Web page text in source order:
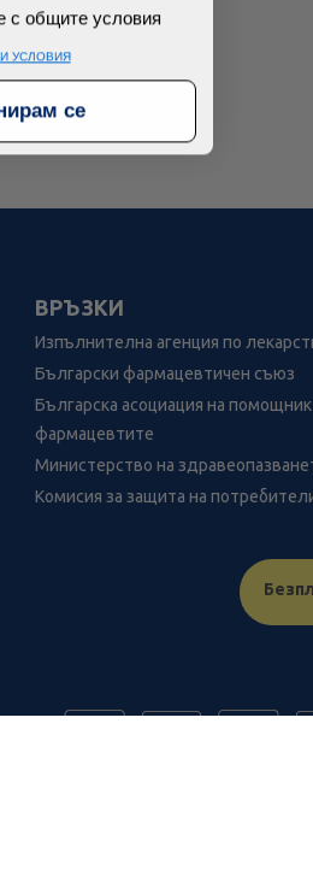
ВРЪЗКИ
Изпълнителна агенция по
Български фармацевтичен съюз
Българска асоциация на
фармацевтите
Министерство на
Комисия за защита на
условия
с общите условия
УСЛОВИЯ
се